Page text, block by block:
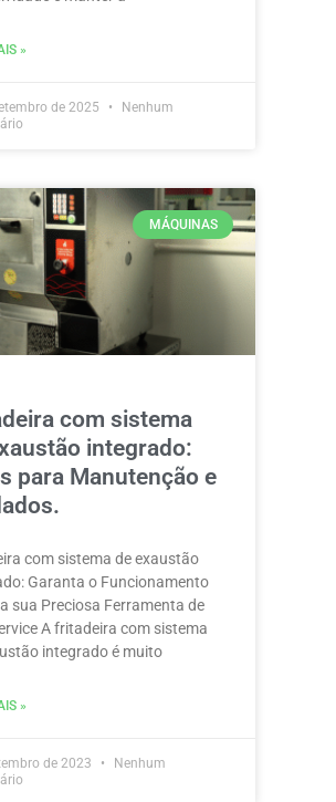
»
de 2025
Nenhum
MÁQUINAS
com sistema
integrado:
para Manutenção e
com sistema de exaustão
Garanta o Funcionamento
sua Preciosa Ferramenta de
A fritadeira com sistema
integrado é muito
»
de 2023
Nenhum